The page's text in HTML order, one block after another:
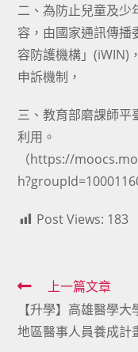
二、為防止兒童及少
容，由國家通訊傳播
容防護機構」(iWIN)
申訴機制，
三、教育部磨課師平
利用。
（https://
Post Views: 183
Read
more
articles
上一篇文章
【升學】高雄醫學
地區醫事人員養成計